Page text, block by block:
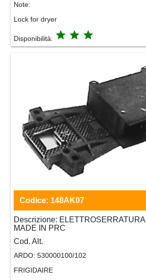
Note:
Lock for dryer
Disponibilità: grade grade grade
Codice: 148AK07
Descrizione:
MADE IN PRC
Cod. Alt.
ARDO: 530000100/102
FRIGIDAIRE